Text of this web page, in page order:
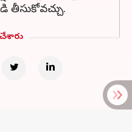
తీసుకోవచ్చు.
చేశారు